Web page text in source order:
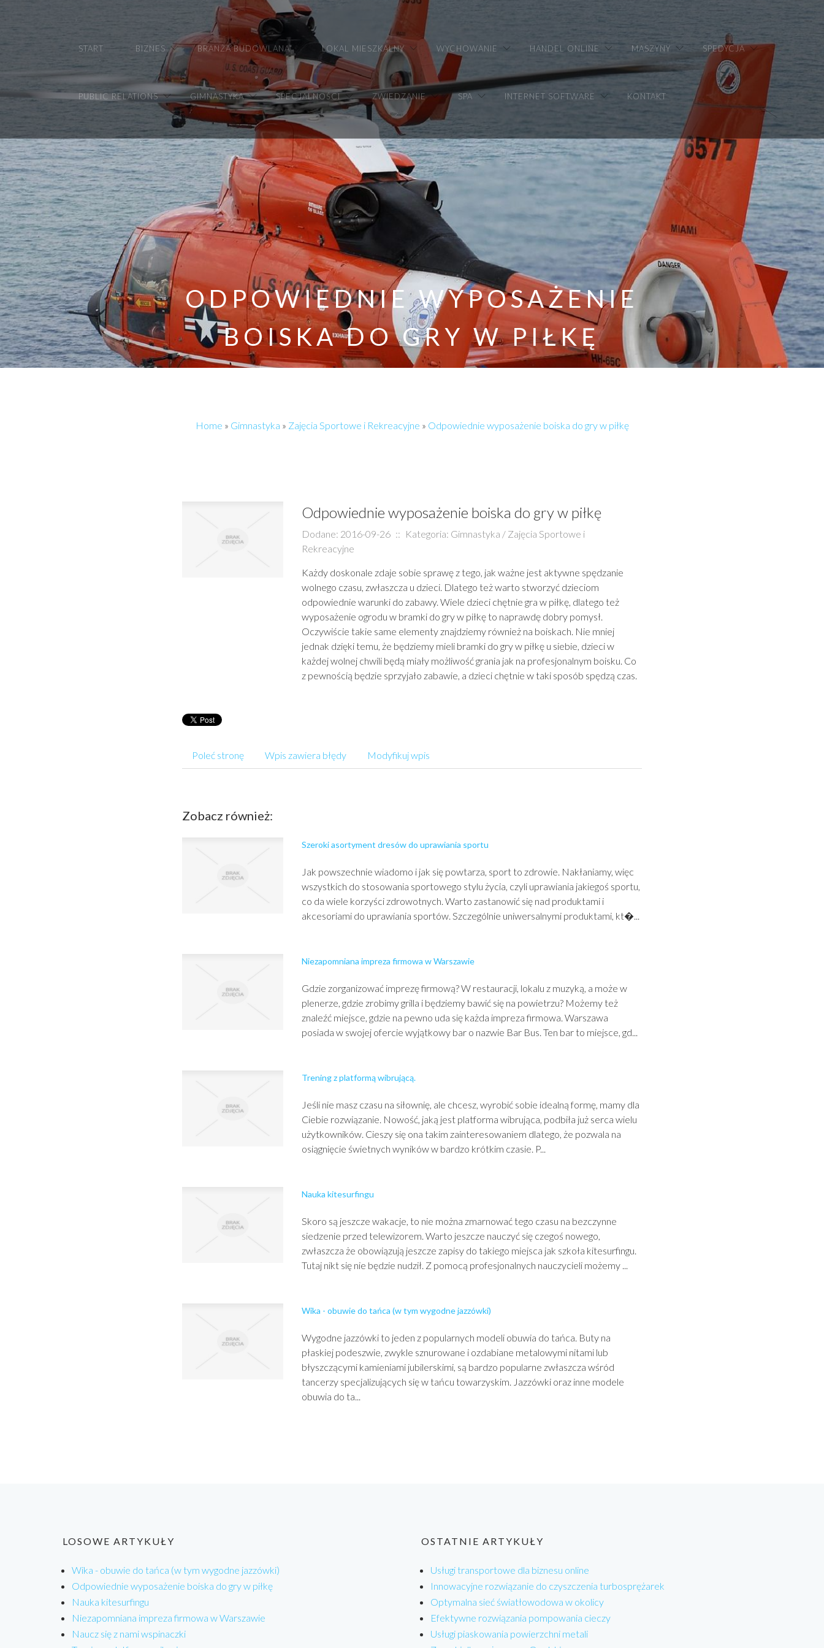
START BIZNES BRANŻA BUDOWLANA LOKAL MIESZKALNY WYCHOWANIE HANDEL ONLINE MASZYNY SPEDYCJA
PUBLIC RELATIONS GIMNASTYKA SPECJALNOŚCI ZWIEDZANIE SPA INTERNET SOFTWARE KONTAKT
ODPOWIEDNIE WYPOSAŻENIE
BOISKA DO GRY W PIŁKĘ
Home » Gimnastyka » Zajęcia Sportowe i Rekreacyjne » Odpowiednie wyposażenie boiska do gry w piłkę
Odpowiednie wyposażenie boiska do gry w piłkę
Dodane: 2016-09-26 :: Kategoria: Gimnastyka / Zajęcia Sportowe i
Rekreacyjne
Każdy doskonale zdaje sobie sprawę z tego, jak ważne jest aktywne spędzanie
wolnego czasu, zwłaszcza u dzieci. Dlatego też warto stworzyć dzieciom
odpowiednie warunki do zabawy. Wiele dzieci chętnie gra w piłkę, dlatego też
wyposażenie ogrodu w bramki do gry w piłkę to naprawdę dobry pomysł.
Oczywiście takie same elementy znajdziemy również na boiskach. Nie mniej
jednak dzięki temu, że będziemy mieli bramki do gry w piłkę u siebie, dzieci w
każdej wolnej chwili będą miały możliwość grania jak na profesjonalnym boisku. Co
z pewnością będzie sprzyjało zabawie, a dzieci chętnie w taki sposób spędzą czas.
Poleć stronę Wpis zawiera błędy Modyfikuj wpis
Zobacz również:
Szeroki asortyment dresów do uprawiania sportu
Jak powszechnie wiadomo i jak się powtarza, sport to zdrowie. Nakłaniamy, więc
wszystkich do stosowania sportowego stylu życia, czyli uprawiania jakiegoś sportu,
co da wiele korzyści zdrowotnych. Warto zastanowić się nad produktami i
akcesoriami do uprawiania sportów. Szczególnie uniwersalnymi produktami, kt�...
Niezapomniana impreza firmowa w Warszawie
Gdzie zorganizować imprezę firmową? W restauracji, lokalu z muzyką, a może w
plenerze, gdzie zrobimy grilla i będziemy bawić się na powietrzu? Możemy też
znaleźć miejsce, gdzie na pewno uda się każda impreza firmowa. Warszawa
posiada w swojej ofercie wyjątkowy bar o nazwie Bar Bus. Ten bar to miejsce, gd...
Trening z platformą wibrującą.
Jeśli nie masz czasu na siłownię, ale chcesz, wyrobić sobie idealną formę, mamy dla
Ciebie rozwiązanie. Nowość, jaką jest platforma wibrująca, podbiła już serca wielu
użytkowników. Cieszy się ona takim zainteresowaniem dlatego, że pozwala na
osiągnięcie świetnych wyników w bardzo krótkim czasie. P...
Nauka kitesurfingu
Skoro są jeszcze wakacje, to nie można zmarnować tego czasu na bezczynne
siedzenie przed telewizorem. Warto jeszcze nauczyć się czegoś nowego,
zwłaszcza że obowiązują jeszcze zapisy do takiego miejsca jak szkoła kitesurfingu.
Tutaj nikt się nie będzie nudził. Z pomocą profesjonalnych nauczycieli możemy ...
Wika - obuwie do tańca (w tym wygodne jazzówki)
Wygodne jazzówki to jeden z popularnych modeli obuwia do tańca. Buty na
płaskiej podeszwie, zwykle sznurowane i ozdabiane metalowymi nitami lub
błyszczącymi kamieniami jubilerskimi, są bardzo popularne zwłaszcza wśród
tancerzy specjalizujących się w tańcu towarzyskim. Jazzówki oraz inne modele
obuwia do ta...
LOSOWE ARTYKUŁY
Wika - obuwie do tańca (w tym wygodne jazzówki)
Odpowiednie wyposażenie boiska do gry w piłkę
Nauka kitesurfingu
Niezapomniana impreza firmowa w Warszawie
Naucz się z nami wspinaczki
OSTATNIE ARTYKUŁY
Usługi transportowe dla biznesu online
Innowacyjne rozwiązanie do czyszczenia turbosprężarek
Optymalna sieć światłowodowa w okolicy
Efektywne rozwiązania pompowania cieczy
Usługi piaskowania powierzchni metali